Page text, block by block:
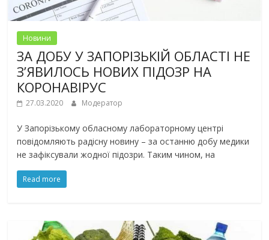
Новини
ЗА ДОБУ У ЗАПОРІЗЬКІЙ ОБЛАСТІ НЕ
З’ЯВИЛОСЬ НОВИХ ПІДОЗР НА
КОРОНАВІРУС
27.03.2020 Модератор
У Запорізькому обласному лабораторному центрі
повідомляють радісну новину – за останню добу медики
не зафіксували жодної підозри. Таким чином, на
Read more